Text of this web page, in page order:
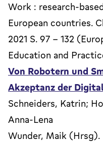
Work : research-
European countries.
2021 S. 97 - 132
Education and
Von Robotern und
Akzeptanz der
Schneiders, Katrin;
Anna-Lena
Wunder, Maik